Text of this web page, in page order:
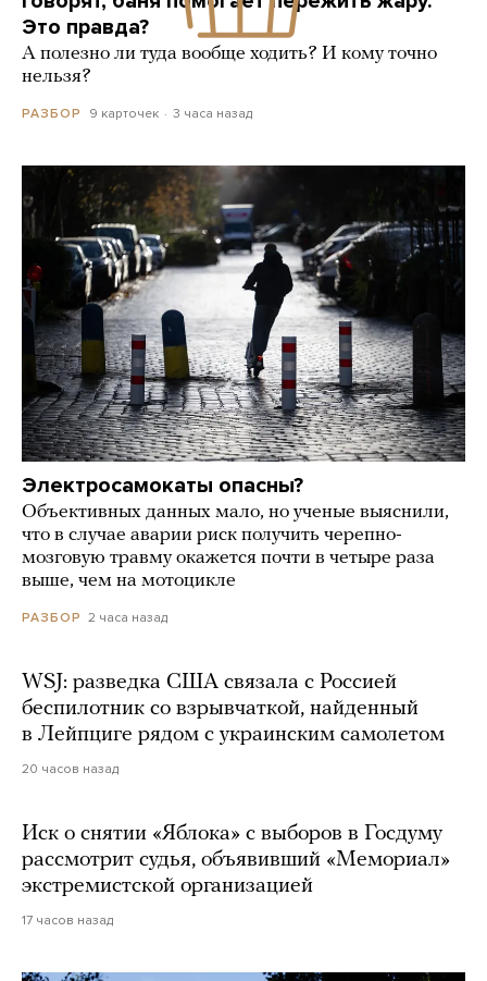
Это правда?
А полезно ли туда вообще ходить? И кому точно
нельзя?
РАЗБОР 9 карточек 3 часа назад
Электросамокаты опасны?
Объективных данных мало, но ученые выяснили,
что в случае аварии риск получить черепно-
мозговую травму окажется почти в четыре раза
выше, чем на мотоцикле
РАЗБОР 2 часа назад
WSJ: разведка США связала с Россией
беспилотник со взрывчаткой, найденный
в Лейпциге рядом с украинским самолетом
20 часов назад
Иск о снятии «Яблока» с выборов в Госдуму
рассмотрит судья, объявивший «Мемориал»
экстремистской организацией
17 часов назад